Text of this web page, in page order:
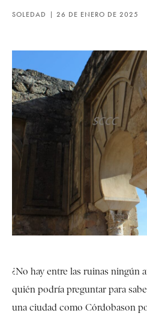
SOLEDAD 26 DE ENERO DE 2025
¿No hay entre las ruinas ningún
quién podría preguntar para
una ciudad como Córdobason